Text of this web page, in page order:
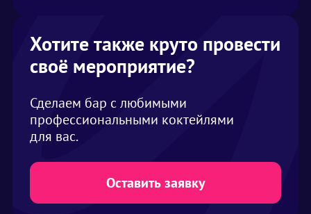
Хотите также круто провести
своё мероприятие?
Сделаем бар с любимыми
профессиональными коктейлями
для вас.
Оставить заявку